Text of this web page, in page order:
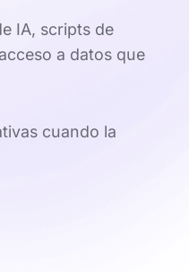
IA, scripts de
a datos que
cuando la